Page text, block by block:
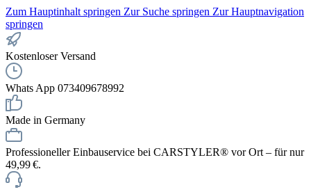
Zum Hauptinhalt springen Zur Suche springen Zur Hauptnavigation
springen
Kostenloser Versand
Whats App 073409678992
Made in Germany
Professioneller Einbauservice bei CARSTYLER® vor Ort – für nur
49,99 €.